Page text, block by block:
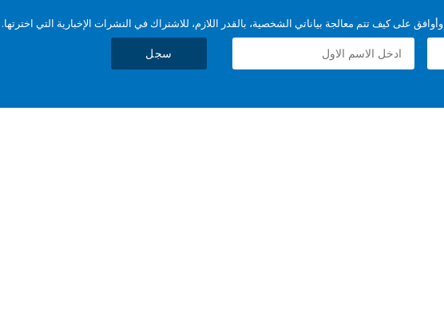
وأوافق على كيف تتم معالجة بياناتي الشخصية، بالقدر اللازم، للاشتراك في النشرات الإخبارية التي اخترتها.
سجل